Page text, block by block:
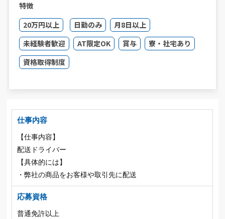
特徴
20万円以上
日勤のみ
月8日以上
未経験者歓迎
AT限定OK 賞与
寮・社宅あり
資格取得制度
仕事内容
【仕事内容】
配送ドライバー
【具体的には】
・弊社の商品をお客様や取引先に配送
応募資格
普通免許以上